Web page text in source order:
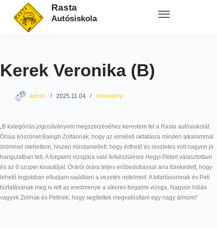
Rasta
Autósiskola
Kerek Veronika (B)
admin 2025.11.04 Vélemény
„B kategóriás jogosítványom megszerzéséhez kerestem fel a Rasta autósiskolát.
Óriási köszönet Balogh Zoltánnak, hogy az elméleti oktatásra minden alkalommal
örömmel mehettem, hiszen mindamellett, hogy érthető és részletes volt nagyon jó
hangulatban telt. A forgalmi vizsgára való felkészülésre Hegyi Pétert választottam
és az ő szuper kisautóját. Óráról órára teljes erőbedobással arra törekedett, hogy
lehető legjobban eltudjam sajátítani a vezetés rejtelmeit. A kitartásomnak és Peti
biztatásának meg is lett az eredmenye a sikeres forgalmi vizsga. Nagyon hálás
vagyok Zolinak és Petinek, hogy segítettek megvalósítani egy nagy álmom!”